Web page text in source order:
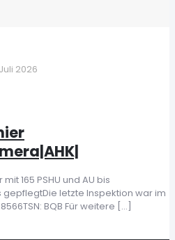
2026
165 PSHU und AU bis
letzte Inspektion war im
BQB Für weitere […]